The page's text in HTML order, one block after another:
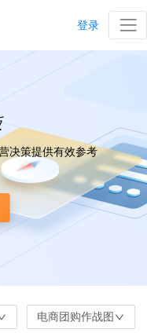
登录
决策提供有效参考
电商团购作战图